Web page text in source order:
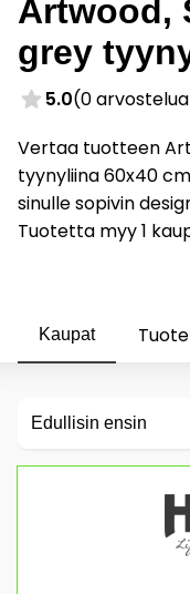
Artwood,
grey
5.0(0
Vertaa tuotteen
tyynyliina 60x40
sinulle sopivin
Tuotetta myy 1
Kaupat